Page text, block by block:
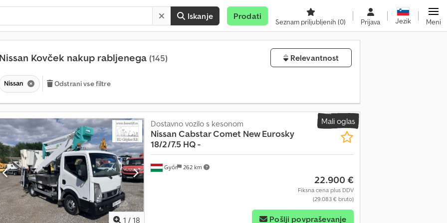
Iskanje Prodati
Seznam priljubljenih (0) Prijava Jezik Meni
Nissan Kovček nakup rabljenega (145) Relevantnost
Nissan Odstrani vse filtre
Mali oglas
1 / 18
Győr 262 km
Dostavno vozilo s kesonom
Nissan Cabstar Comet New Eurosky
18/2/7.5 HQ -
22.900 €
Fiksna cena plus DDV
(29.083 € bruto)
Pošlji povpraševanje